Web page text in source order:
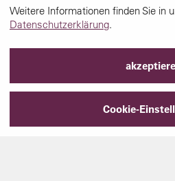
Weitere Informationen finden Sie in
Datenschutzerklärung.
Cookie-